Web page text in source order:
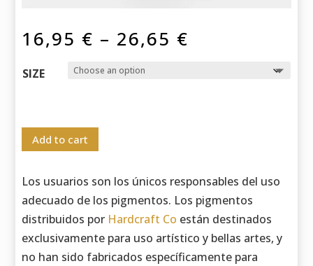
16,95 € – 26,65 €
SIZE
Add to cart
Los usuarios son los únicos responsables del uso
adecuado de los pigmentos. Los pigmentos
distribuidos por Hardcraft Co están destinados
exclusivamente para uso artístico y bellas artes, y
no han sido fabricados específicamente para